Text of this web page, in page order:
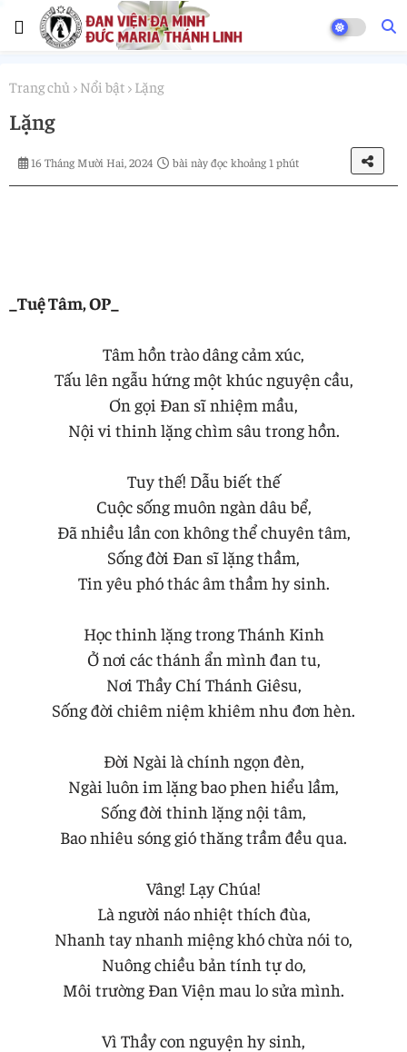
Trang chủ Nổi bật Lặng
Lặng
16 Tháng Mười Hai, 2024 bài này đọc khoảng 1 phút
_Tuệ Tâm, OP_
Tâm hồn trào dâng cảm xúc,
Tấu lên ngẫu hứng một khúc nguyện cầu,
Ơn gọi Đan sĩ nhiệm mầu,
Nội vi thinh lặng chìm sâu trong hồn.
Tuy thế! Dẫu biết thế
Cuộc sống muôn ngàn dâu bể,
Đã nhiều lần con không thể chuyên tâm,
Sống đời Đan sĩ lặng thầm,
Tin yêu phó thác âm thầm hy sinh.
Học thinh lặng trong Thánh Kinh
Ở nơi các thánh ẩn mình đan tu,
Nơi Thầy Chí Thánh Giêsu,
Sống đời chiêm niệm khiêm nhu đơn hèn.
Đời Ngài là chính ngọn đèn,
Ngài luôn im lặng bao phen hiểu lầm,
Sống đời thinh lặng nội tâm,
Bao nhiêu sóng gió thăng trầm đều qua.
Vâng! Lạy Chúa!
Là người náo nhiệt thích đùa,
Nhanh tay nhanh miệng khó chừa nói to,
Nuông chiều bản tính tự do,
Môi trường Đan Viện mau lo sửa mình.
Vì Thầy con nguyện hy sinh,